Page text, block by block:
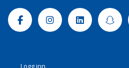
FacebookInstagramLinkedin
Logg inn